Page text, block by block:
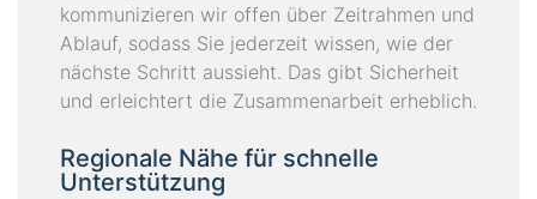
kommunizieren wir offen über Zeitrahmen und
Ablauf, sodass Sie jederzeit wissen, wie der
nächste Schritt aussieht. Das gibt Sicherheit
und erleichtert die Zusammenarbeit erheblich.
Regionale Nähe für schnelle
Unterstützung